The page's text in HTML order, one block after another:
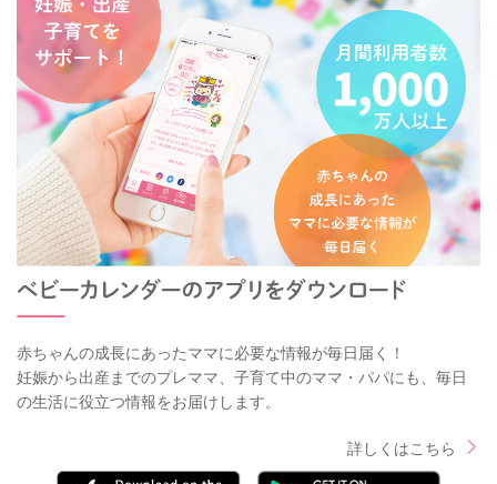
赤ちゃんの成長にあったママに必要な情報が毎日届く！
妊娠から出産までのプレママ、子育て中のママ・パパにも、毎日
の生活に役立つ情報をお届けします。
詳しくはこちら